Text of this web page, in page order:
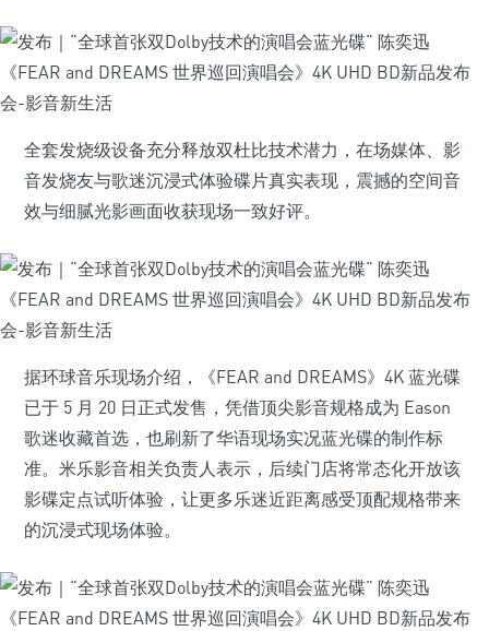
全套发烧级设备充分释放双杜比技术潜力，在场媒体、影
音发烧友与歌迷沉浸式体验碟片真实表现，震撼的空间音
效与细腻光影画面收获现场一致好评。
据环球音乐现场介绍，《FEAR and DREAMS》4K 蓝光碟
已于 5 月 20 日正式发售，凭借顶尖影音规格成为 Eason
歌迷收藏首选，也刷新了华语现场实况蓝光碟的制作标
准。米乐影音相关负责人表示，后续门店将常态化开放该
影碟定点试听体验，让更多乐迷近距离感受顶配规格带来
的沉浸式现场体验。